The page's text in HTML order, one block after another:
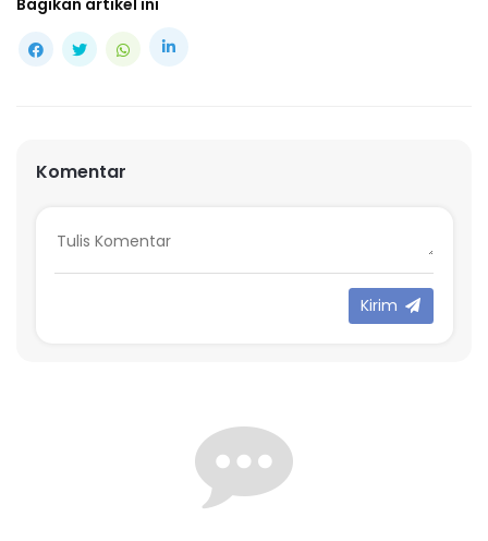
Komentar
Kirim